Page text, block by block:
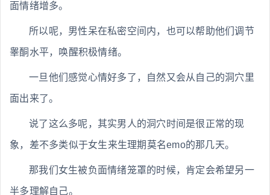
面情绪增多。
所以呢，男性呆在私密空间内，也可以帮助他们调节
睾酮水平，唤醒积极情绪。
一旦他们感觉心情好多了，自然又会从自己的洞穴里
面出来了。
说了这么多呢，其实男人的洞穴时间是很正常的现
象，差不多类似于女生来生理期莫名emo的那几天。
那我们女生被负面情绪笼罩的时候，肯定会希望另一
半多理解自己。